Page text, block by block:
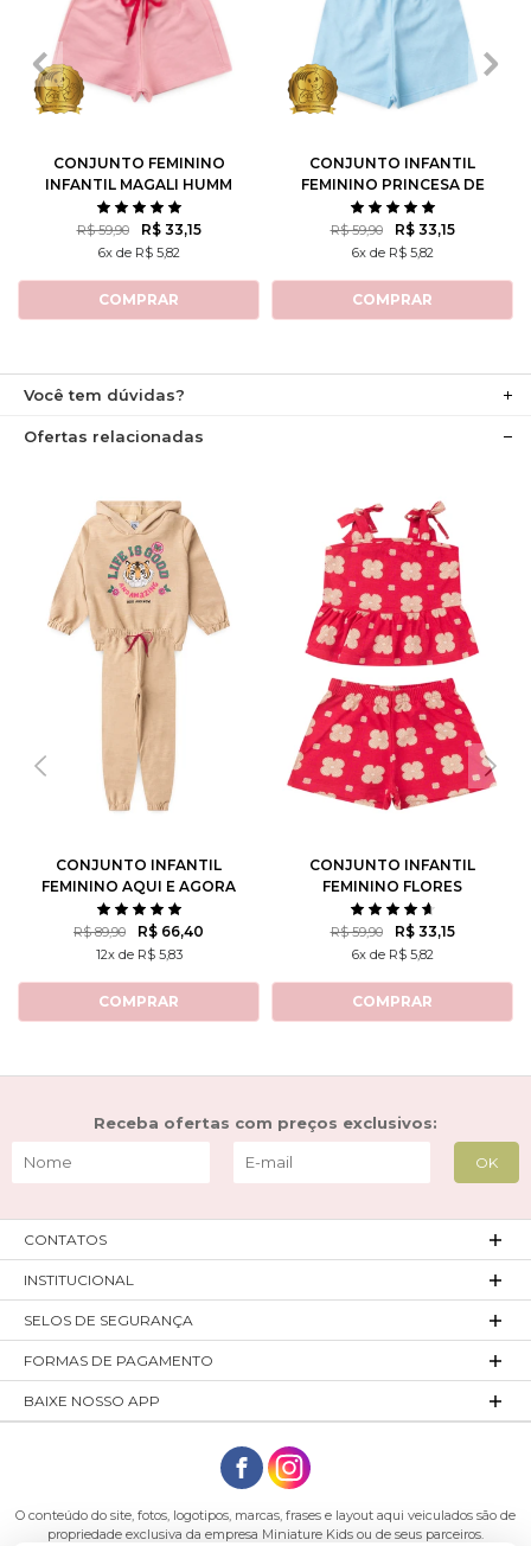
1 6
CONJUNTO FEMININO
INFANTIL MAGALI HUMM
AMO MELANCIA- TURMA
DA MÔNICA
R$ 59,90 R$ 33,15
6x de R$ 5,82
COMPRAR
1 6
10
CONJUNTO INFANTIL
FEMININO PRINCESA DE
ATITUDE - TURMA DA
MÔNICA
R$ 59,90 R$ 33,15
6x de R$ 5,82
COMPRAR
Você tem dúvidas?
Ofertas relacionadas
CONJUNTO INFANTIL
FEMININO AQUI E AGORA
R$ 89,90 R$ 66,40
12x de R$ 5,83
COMPRAR
CONJUNTO INFANTIL
FEMININO FLORES
ROTATIVAS
R$ 59,90 R$ 33,15
6x de R$ 5,82
COMPRAR
Receba ofertas com preços exclusivos:
CONTATOS
INSTITUCIONAL
SELOS DE SEGURANÇA
FORMAS DE PAGAMENTO
BAIXE NOSSO APP
O conteúdo do site, fotos, logotipos, marcas, frases e layout aqui veiculados são de
propriedade exclusiva da empresa Miniature Kids ou de seus parceiros.